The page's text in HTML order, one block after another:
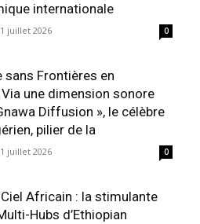
internationale
juillet 2026 0
sans Frontières en
une dimension sonore
Diffusion », le célèbre
pilier de la
juillet 2026 0
Ciel Africain : la stimulante
Hubs d’Ethiopian